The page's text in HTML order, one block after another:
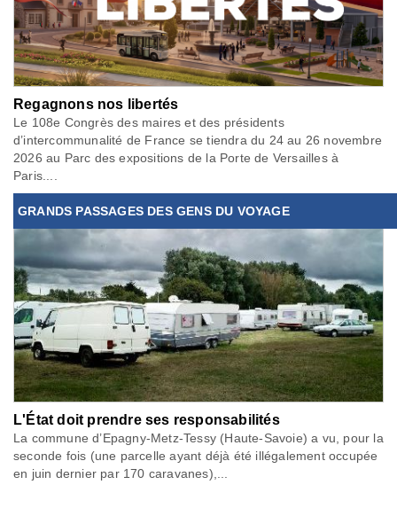
Regagnons nos libertés
Le 108e Congrès des maires et des présidents
d’intercommunalité de France se tiendra du 24 au 26 novembre
2026 au Parc des expositions de la Porte de Versailles à
Paris....
GRANDS PASSAGES DES GENS DU VOYAGE
L'État doit prendre ses responsabilités
La commune d’Epagny-Metz-Tessy (Haute-Savoie) a vu, pour la
seconde fois (une parcelle ayant déjà été illégalement occupée
en juin dernier par 170 caravanes),...